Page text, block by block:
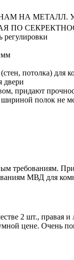
НА МЕТАЛЛ.
ПО
регулировки
мм
потолка) для
двери
придают
полок не
требованиям.
МВД для
2 шт., правая и
цене. Очень